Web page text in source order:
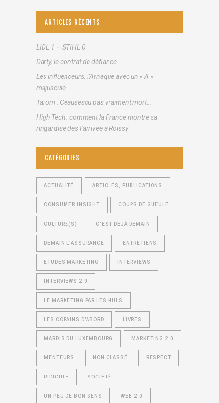
ARTICLES RÉCENTS
LIDL 1 – STIHL 0
Darty, le contrat de défiance
Les influenceurs, l’Arnaque avec un « A »
majuscule
Tarom : Ceausescu pas vraiment mort…
High Tech : comment la France montre sa
ringardise dès l’arrivée à Roissy
CATÉGORIES
ACTUALITÉ ARTICLES, PUBLICATIONS
CONSUMER INSIGHT COUPS DE GUEULE
CULTURE(S) C’EST DÉJÀ DEMAIN
DEMAIN L’ASSURANCE ENTRETIENS
ETUDES MARKETING INTERVIEWS
INTERVIEWS 2.0
LE MARKETING PAR LES NULS
LES COPAINS D'ABORD LIVRES
MARDIS DU LUXEMBOURG MARKETING 2.0
MENTEURS NON CLASSÉ RESPECT
RIDICULE SOCIÉTÉ
UN PEU DE BON SENS WEB 2.0